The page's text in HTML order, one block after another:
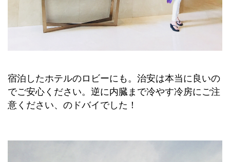
宿泊したホテルのロビーにも。 治安は本当に良いの
でご安心ください。逆に内臓まで冷やす冷房にご注
意ください、のドバイでした！